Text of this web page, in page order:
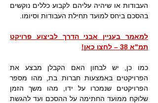
העבודות או שיהיה עליהם לקבוע כללים נוקשים
בהסכם ביחס למועד תחילת העבודות וסיומו.
למאמר בעניין אבני הדרך לביצוע פרויקט
תמ"א 38 – לחצו כאן!
כמו כן, יש לבחון האם הקבלן מבצע את
הפרויקטים באמצעות חברות בת, מהו מספר
הפרויקטים שנמכרו על ידו, מהו משך הזמן
שלוקח ממועד החתימה על ההסכם ועד להגשת